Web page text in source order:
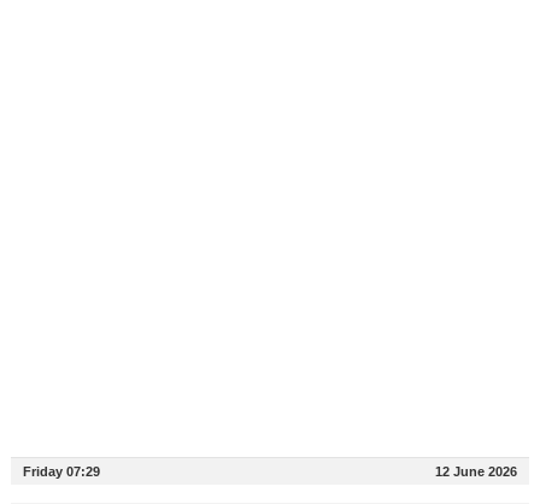
Friday 07:29 12 June 2026